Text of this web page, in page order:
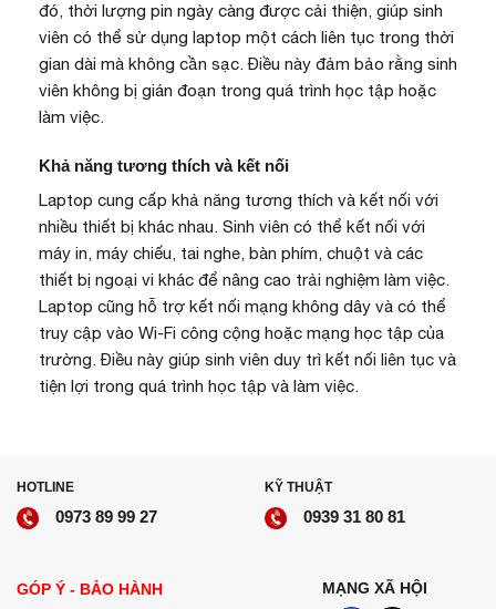
đó, thời lượng pin ngày càng được cải thiện, giúp sinh
viên có thể sử dụng laptop một cách liên tục trong thời
gian dài mà không cần sạc. Điều này đảm bảo rằng sinh
viên không bị gián đoạn trong quá trình học tập hoặc
làm việc.
Khả năng tương thích và kết nối
Laptop cung cấp khả năng tương thích và kết nối với
nhiều thiết bị khác nhau. Sinh viên có thể kết nối với
máy in, máy chiếu, tai nghe, bàn phím, chuột và các
thiết bị ngoại vi khác để nâng cao trải nghiệm làm việc.
Laptop cũng hỗ trợ kết nối mạng không dây và có thể
truy cập vào Wi-Fi công cộng hoặc mạng học tập của
trường. Điều này giúp sinh viên duy trì kết nối liên tục và
tiện lợi trong quá trình học tập và làm việc.
HOTLINE
0973 89 99 27
KỸ THUẬT
0939 31 80 81
GÓP Ý - BẢO HÀNH MẠNG XÃ HỘI